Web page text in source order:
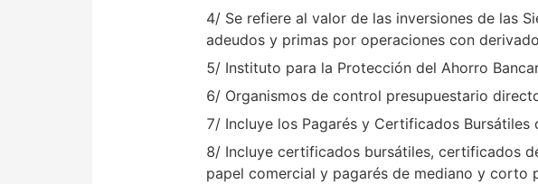
4/ Se refiere al valor de las inversiones de las
adeudos y primas por operaciones con
5/ Instituto para la Protección del Ahorro
6/ Organismos de control presupuestario
7/ Incluye los Pagarés y Certificados
8/ Incluye certificados bursátiles, certificados
papel comercial y pagarés de mediano y corto